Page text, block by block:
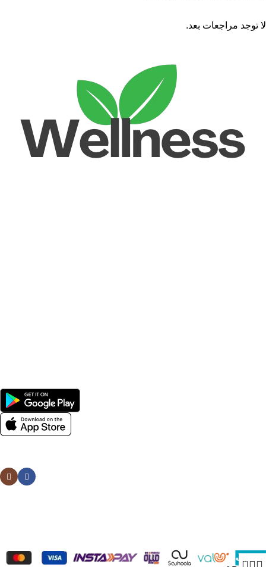
لا توجد مراجعات بعد.
0